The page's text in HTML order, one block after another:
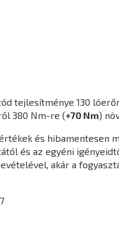
tejlesítménye 130
380 Nm-re (+70 Nm)
és
és az egyéni
akár a